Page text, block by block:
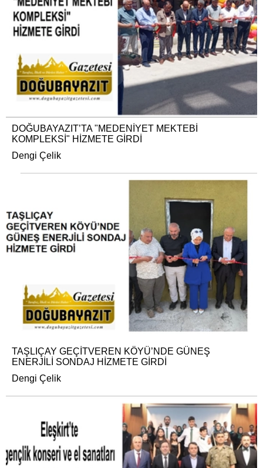
DOĞUBAYAZIT’TA "MEDENİYET MEKTEBİ
KOMPLEKSİ" HİZMETE GİRDİ
Dengi Çelik
TAŞLIÇAY GEÇİTVEREN KÖYÜ’NDE GÜNEŞ
ENERJİLİ SONDAJ HİZMETE GİRDİ
Dengi Çelik